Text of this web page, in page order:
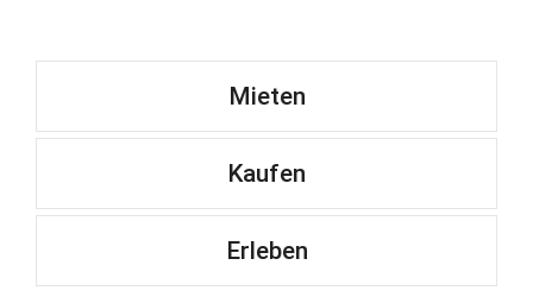
Mieten
Kaufen
Erleben